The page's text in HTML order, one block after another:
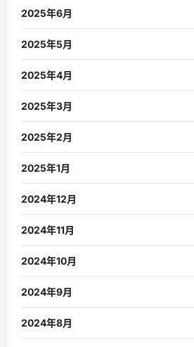
2025年6月
2025年5月
2025年4月
2025年3月
2025年2月
2025年1月
2024年12月
2024年11月
2024年10月
2024年9月
2024年8月